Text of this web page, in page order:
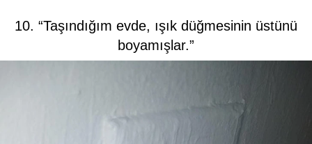
10. “Taşındığım evde, ışık düğmesinin üstünü
boyamışlar.”